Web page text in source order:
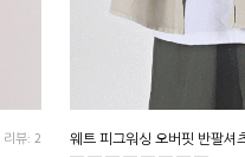
리뷰: 2 웨트 피그워싱 오버핏 반팔셔